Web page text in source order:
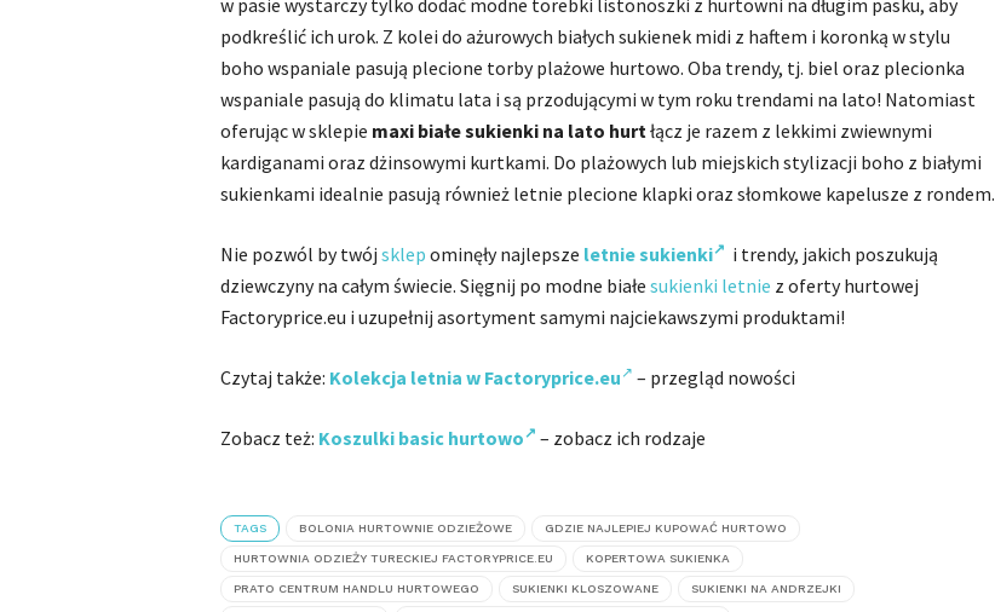
w pasie wystarczy tylko dodać modne torebki listonoszki z hurtowni na długim pasku, aby
podkreślić ich urok. Z kolei do ażurowych białych sukienek midi z haftem i koronką w stylu
boho wspaniale pasują plecione torby plażowe hurtowo. Oba trendy, tj. biel oraz plecionka
wspaniale pasują do klimatu lata i są przodującymi w tym roku trendami na lato! Natomiast
oferując w sklepie maxi białe sukienki na lato hurtłącz je razem z lekkimi zwiewnymi
kardiganami oraz dżinsowymi kurtkami. Do plażowych lub miejskich stylizacji boho z białymi
sukienkami idealnie pasują również letnie plecione klapki oraz słomkowe kapelusze z rondem.
Nie pozwól by twój sklep ominęły najlepsze letnie sukienki
i trendy, jakich poszukują
dziewczyny na całym świecie. Sięgnij po modne białe sukienki letnie z oferty hurtowej
Factoryprice.eu i uzupełnij asortyment samymi najciekawszymi produktami!
Czytaj także: Kolekcja letnia w Factoryprice.eu – przegląd nowości
Zobacz też: Koszulki basic hurtowo – zobacz ich rodzaje
TAGS BOLONIA HURTOWNIE ODZIEŻOWE GDZIE NAJLEPIEJ KUPOWAĆ HURTOWO
HURTOWNIA ODZIEŻY TURECKIEJ FACTORYPRICE.EU KOPERTOWA SUKIENKA
PRATO CENTRUM HANDLU HURTOWEGO SUKIENKI KLOSZOWANE SUKIENKI NA ANDRZEJKI